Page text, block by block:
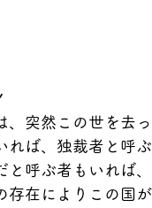
、突然この世を去っ
れば、独裁者と呼ぶ
と呼ぶ者もいれば
存在によりこの国